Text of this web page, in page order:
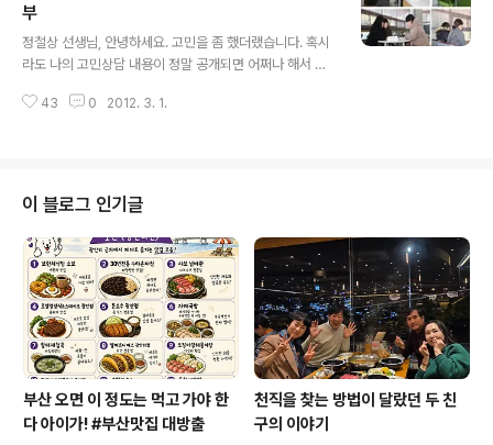
때도 친구도 잘 못 사귀고 내성적인 성격인데다 말도 별로
잘 하지 못했구요. 제가 어울리지를 못하니 왕따 아닌 왕따
가 되어 버린 학창생활을 보냈습니다. 그래서 그런지 나름
유명한, 남들이 말하는 명문대학교 0000학과를 들어갔으
나 성격문제로 인해서 사람들과 어울리지를 잘 못했구요.
부
정철상 선생님, 안녕하세요. 고민을 좀 했더랬습니다. 혹시
라도 나의 고민상담 내용이 정말 공개되면 어쩌나 해서 말
은 사람들이 쉽게 공감하거나, 더 많은 사람들에게 간접경
쁘실 테니 가급적이면 보기 좋게 요약해서 이야기해보겠습
니다. 저의 성향/상황을 충분히 알고 계셔야 더 좋은 조언을
해 주실 것 같아서, 제 블로그 주소도 적어봅니다. http://bl
og.000 (혹시라도 공개된다면 아래 개인 신상 내지는 블
로그 주소/창업상담 내용은 꼭 빼주셨으면 합니다) 1. 제 소
개 저는 30..
43 0 2012. 3. 1.
이 블로그 인기글
부산 오면 이 정도는 먹고 가야 한
다 아이가! #부산맛집 대방출
천직을 찾는 방법이 달랐던 두 친
구의 이야기